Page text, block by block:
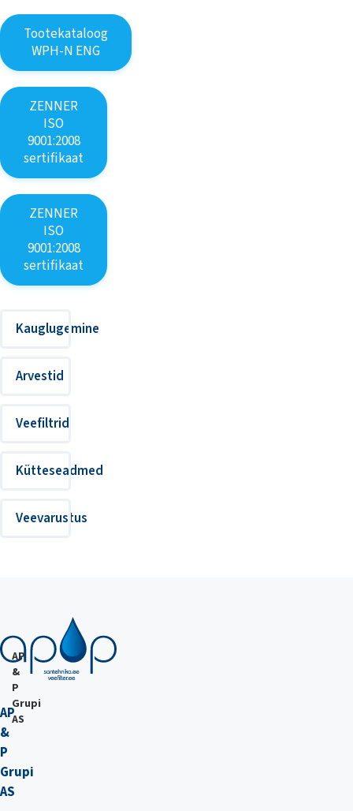
Tootekataloog
WPH-N ENG
ZENNER
ISO
9001:2008
sertifikaat
ZENNER
ISO
9001:2008
sertifikaat
Kauglugemine
Arvestid
Veefiltrid
Kütteseadmed
Veevarustus
AP
&
P
Grupi
AS
AP
&
P
Grupi
AS